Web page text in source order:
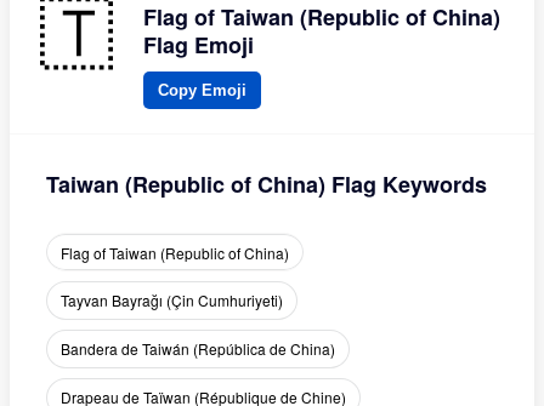
Flag of Taiwan (Republic of China)
Flag Emoji
Copy Emoji
Taiwan (Republic of China) Flag Keywords
Flag of Taiwan (Republic of China)
Tayvan Bayrağı (Çin Cumhuriyeti)
Bandera de Taiwán (República de China)
Drapeau de Taïwan (République de Chine)